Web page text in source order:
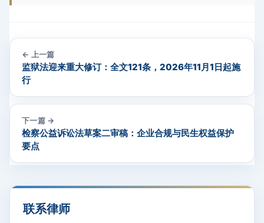
← 上一篇
监狱法迎来重大修订：全文121条，2026年11月1日起施
行
下一篇 →
检察公益诉讼法草案二审稿：企业合规与民生权益保护
要点
联系律师